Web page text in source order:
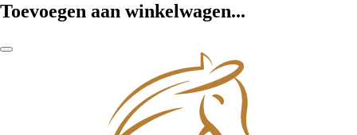
Toevoegen aan winkelwagen...